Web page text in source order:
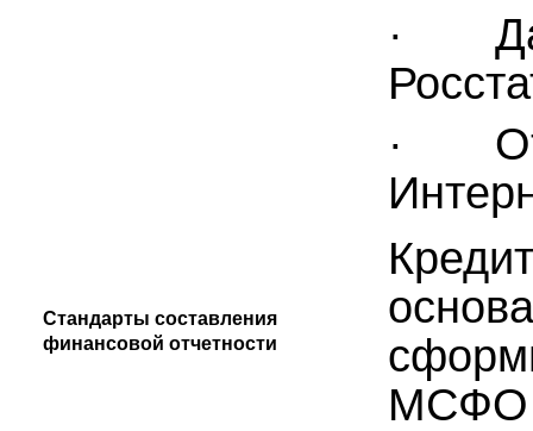
·
·
Стандарты составления
финансовой отчетности
МСФО